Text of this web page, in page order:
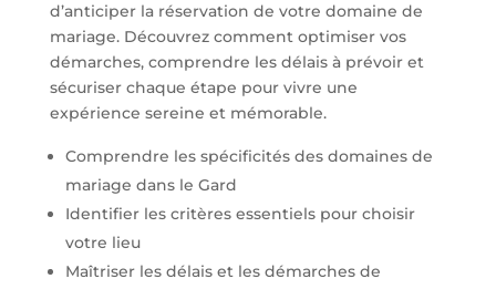
d’anticiper la réservation de votre domaine de
mariage. Découvrez comment optimiser vos
démarches, comprendre les délais à prévoir et
sécuriser chaque étape pour vivre une
expérience sereine et mémorable.
Comprendre les spécificités des domaines de
mariage dans le Gard
Identifier les critères essentiels pour choisir
votre lieu
Maîtriser les délais et les démarches de